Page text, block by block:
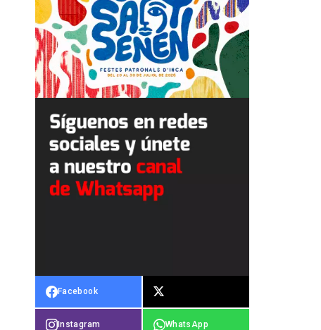
Facebook
Instagram WhatsApp